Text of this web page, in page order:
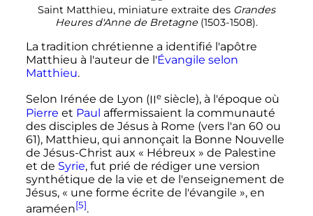
Saint Matthieu, miniature extraite des Grandes
Heures d'Anne de Bretagne (1503-1508).
La tradition chrétienne a identifié l'apôtre
Matthieu à l'auteur de l'Évangile selon
Matthieu.
Selon Irénée de Lyon (IIe siècle), à l'époque où
Pierre et Paul affermissaient la communauté
des disciples de Jésus à Rome (vers l'an 60 ou
61), Matthieu, qui annonçait la Bonne Nouvelle
de Jésus-Christ aux « Hébreux » de Palestine
et de Syrie, fut prié de rédiger une version
synthétique de la vie et de l'enseignement de
Jésus, « une forme écrite de l'évangile », en
araméen[5].